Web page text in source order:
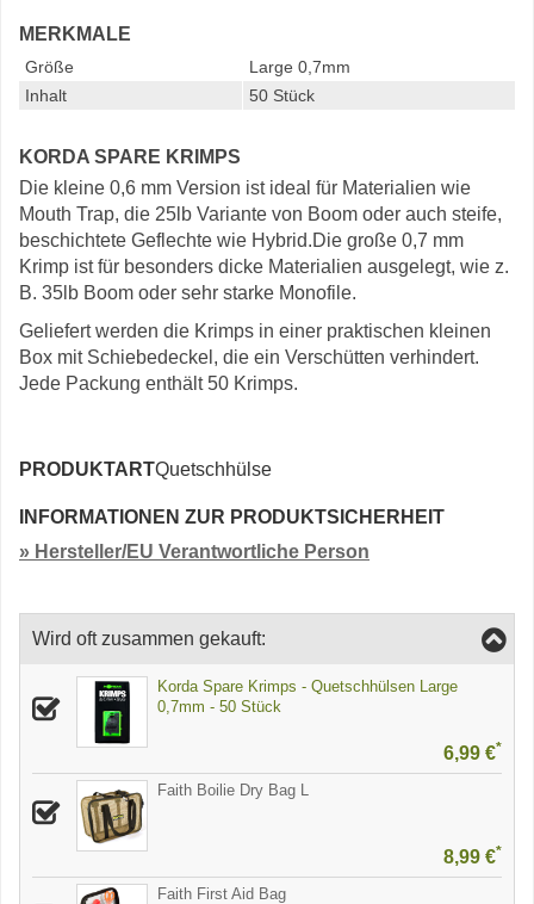
MERKMALE
Größe
Large 0,7mm
Inhalt
50 Stück
KORDA SPARE KRIMPS
Die kleine 0,6 mm Version ist ideal für Materialien wie
Mouth Trap, die 25lb Variante von Boom oder auch steife,
beschichtete Geflechte wie Hybrid.Die große 0,7 mm
Krimp ist für besonders dicke Materialien ausgelegt, wie z.
B. 35lb Boom oder sehr starke Monofile.
Geliefert werden die Krimps in einer praktischen kleinen
Box mit Schiebedeckel, die ein Verschütten verhindert.
Jede Packung enthält 50 Krimps.
PRODUKTARTQuetschhülse
INFORMATIONEN ZUR PRODUKTSICHERHEIT
» Hersteller/EU Verantwortliche Person
Wird oft zusammen gekauft:
Korda Spare Krimps - Quetschhülsen Large
0,7mm - 50 Stück
6,99 €*
Faith Boilie Dry Bag L
8,99 €*
Faith First Aid Bag